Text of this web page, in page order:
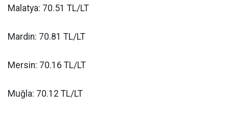
Malatya: 70.51 TL/LT
Mardin: 70.81 TL/LT
Mersin: 70.16 TL/LT
Muğla: 70.12 TL/LT